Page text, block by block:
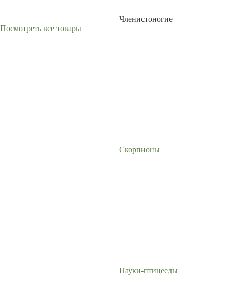
Членистоногие
Посмотреть все товары
Скорпионы
Пауки-птицееды